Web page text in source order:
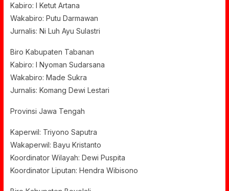
Kabiro: I Ketut Artana
Wakabiro: Putu Darmawan
Jurnalis: Ni Luh Ayu Sulastri
Biro Kabupaten Tabanan
Kabiro: I Nyoman Sudarsana
Wakabiro: Made Sukra
Jurnalis: Komang Dewi Lestari
Provinsi Jawa Tengah
Kaperwil: Triyono Saputra
Wakaperwil: Bayu Kristanto
Koordinator Wilayah: Dewi Puspita
Koordinator Liputan: Hendra Wibisono